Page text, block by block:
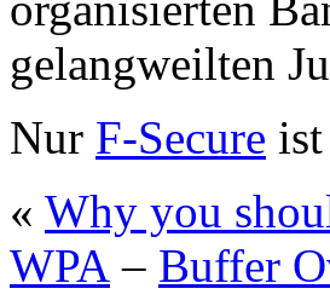
gelangweilten
Nur F-Secure
« Why you
WPA – Buffer